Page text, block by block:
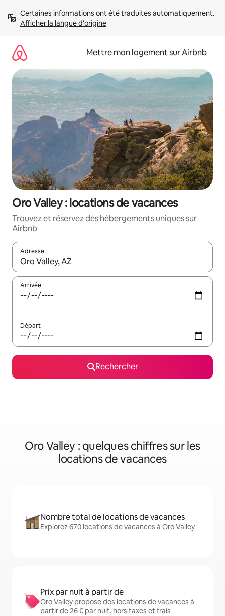
directement
Afficher la langue d'origine
Mettre mon logement sur Airbnb
Oro Valley : locations de vacances
Trouvez et réservez des hébergements uniques sur
Airbnb
Adresse
Lorsque les résultats s'affichent, utilisez les flèches vers le
Arrivée
Départ
Rechercher
Oro Valley : quelques chiffres sur les
locations de vacances
Nombre total de locations de vacances
Explorez 670 locations de vacances à Oro Valley
Prix par nuit à partir de
Oro Valley propose des locations de vacances à
partir de 26 € par nuit, hors taxes et frais